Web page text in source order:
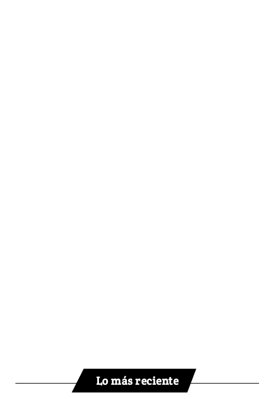
Lo más reciente